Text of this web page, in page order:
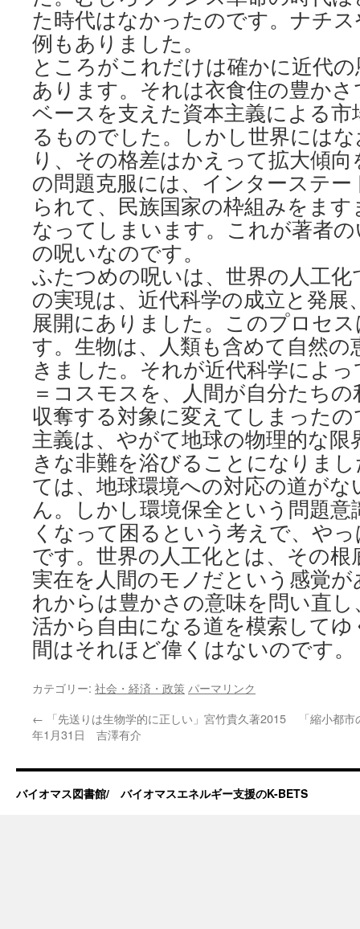
た時代はなかったのです。ナチ
例もありました。
ところがこれだけは確かに近代
あります。それは衣食住の豊か
ベースを支えた資本主義による
るものでした。しかし世界には
り、その格差はかえって拡大傾
の問題克服には、インターステ
られて、民族国家の枠組みをま
なってしまいます。これが著者
の呪いなのです。
ふたつめの呪いは、世界の人工
の実現は、近代科学の成立と発展
展開にありました。このプロセ
す。生物は、人類も含めて自然
きました。それが近代科学によ
＝コスモスを、人間が自分たち
収奪する対象に変えてしまった
主義は、やがて地球の物理的な
きな非難を浴びることになりま
ては、地球環境への対応の道が
ん。しかし環境保全という問題
くなって困るという考えで、や
です。世界の人工化とは、その
実在を人間のモノだという感覚
れからは豊かさの意味を問い直
活から自由になる道を模索して
間はそれほど偉くはないのです。
カテゴリー: 社会・経済・政策 パーマリンク
← 「先送りは生物学的に正しい」宮竹貴久著2015
年1月31日 吉澤有介
「縮小都
バイオマス図書館/ バイオマスエネルギー支援のK-BETS